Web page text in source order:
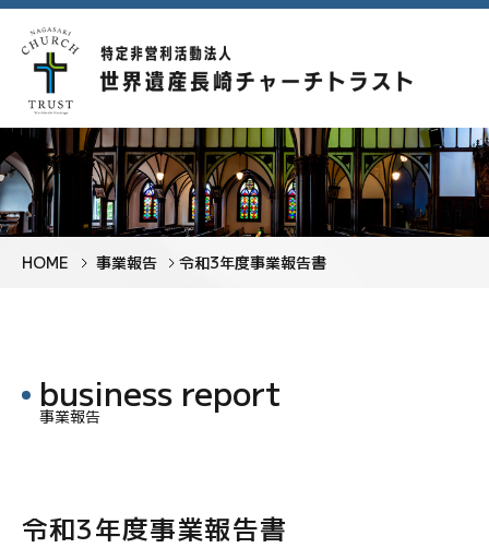
HOME 事業報告 令和3年度事業報告書
事業報告
令和3年度事業報告書